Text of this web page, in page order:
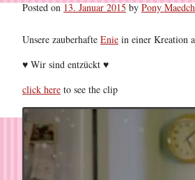
Posted on 13. Januar 2015 by Pony
Unsere zauberhafte Enie in einer Kreation
♥ Wir sind entzückt ♥
click here to see the clip